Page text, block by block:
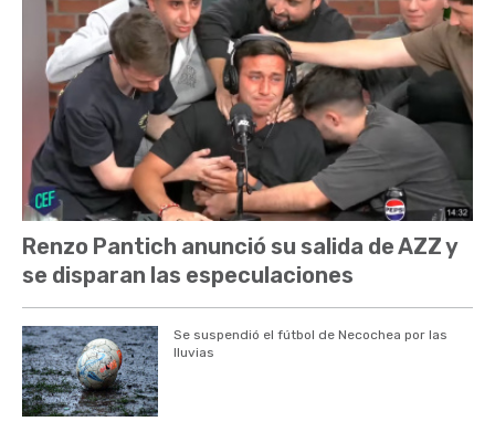
Renzo Pantich anunció su salida de AZZ y
se disparan las especulaciones
Se suspendió el fútbol de Necochea por las
lluvias